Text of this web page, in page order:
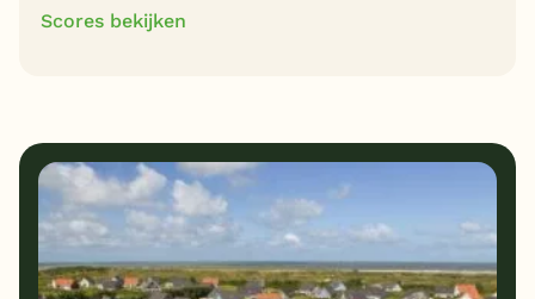
Scores bekijken
9 Bungalows Kindvriendelijk
Prijs/kwaliteit